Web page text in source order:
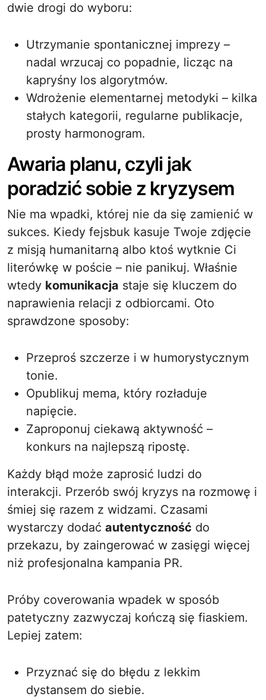
dwie drogi do wyboru:
Utrzymanie spontanicznej imprezy –
nadal wrzucaj co popadnie, licząc na
kapryśny los algorytmów.
Wdrożenie elementarnej metodyki – kilka
stałych kategorii, regularne publikacje,
prosty harmonogram.
Awaria planu, czyli jak
poradzić sobie z kryzysem
Nie ma wpadki, której nie da się zamienić w
sukces. Kiedy fejsbuk kasuje Twoje zdjęcie
z misją humanitarną albo ktoś wytknie Ci
literówkę w poście – nie panikuj. Właśnie
wtedy komunikacja staje się kluczem do
naprawienia relacji z odbiorcami. Oto
sprawdzone sposoby:
Przeproś szczerze i w humorystycznym
tonie.
Opublikuj mema, który rozładuje
napięcie.
Zaproponuj ciekawą aktywność –
konkurs na najlepszą ripostę.
Każdy błąd może zaprosić ludzi do
interakcji. Przerób swój kryzys na rozmowę i
śmiej się razem z widzami. Czasami
wystarczy dodać autentyczność do
przekazu, by zaingerować w zasięgi więcej
niż profesjonalna kampania PR.
Próby coverowania wpadek w sposób
patetyczny zazwyczaj kończą się fiaskiem.
Lepiej zatem:
Przyznać się do błędu z lekkim
dystansem do siebie.